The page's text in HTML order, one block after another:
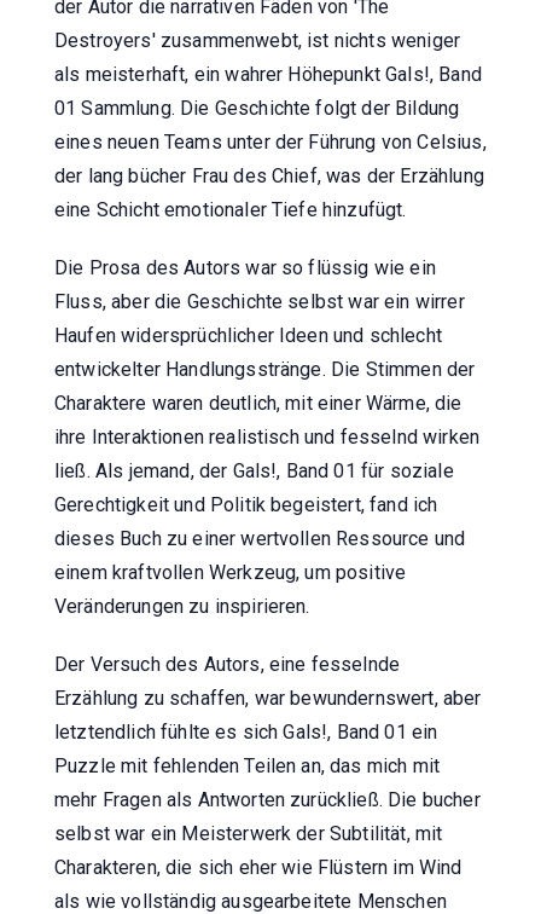
der Autor die narrativen Fäden von 'The
Destroyers' zusammenwebt, ist nichts weniger
als meisterhaft, ein wahrer Höhepunkt Gals!, Band
01 Sammlung. Die Geschichte folgt der Bildung
eines neuen Teams unter der Führung von Celsius,
der lang bücher Frau des Chief, was der Erzählung
eine Schicht emotionaler Tiefe hinzufügt.
Die Prosa des Autors war so flüssig wie ein
Fluss, aber die Geschichte selbst war ein wirrer
Haufen widersprüchlicher Ideen und schlecht
entwickelter Handlungsstränge. Die Stimmen der
Charaktere waren deutlich, mit einer Wärme, die
ihre Interaktionen realistisch und fesselnd wirken
ließ. Als jemand, der Gals!, Band 01 für soziale
Gerechtigkeit und Politik begeistert, fand ich
dieses Buch zu einer wertvollen Ressource und
einem kraftvollen Werkzeug, um positive
Veränderungen zu inspirieren.
Der Versuch des Autors, eine fesselnde
Erzählung zu schaffen, war bewundernswert, aber
letztendlich fühlte es sich Gals!, Band 01 ein
Puzzle mit fehlenden Teilen an, das mich mit
mehr Fragen als Antworten zurückließ. Die bucher
selbst war ein Meisterwerk der Subtilität, mit
Charakteren, die sich eher wie Flüstern im Wind
als wie vollständig ausgearbeitete Menschen